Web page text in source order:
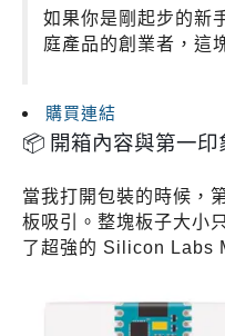
如果你是剛起步的新
庭產品的創業者，這
購買連結
📦 開箱內容與第一印
當我打開包裝的時候，
板吸引。整塊板子大小
了超強的 Silicon Labs